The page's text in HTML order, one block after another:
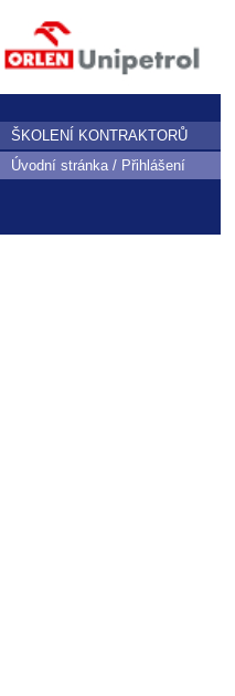
ŠKOLENÍ KONTRAKTORŮ
Úvodní stránka / Přihlášení